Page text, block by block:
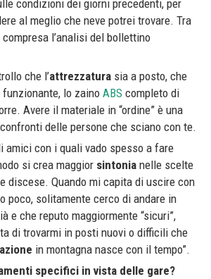
condizioni dei giorni precedenti, per
al meglio che neve potrei trovare. Tra
l’analisi del bollettino
che l’attrezzatura sia a posto, che
funzionante, lo zaino ABS completo di
Avere il materiale in “ordine” è una
delle persone che sciano con te.
amici con i quali vado spesso a fare
si crea maggior sintonia nelle scelte
discese. Quando mi capita di uscire con
poco, solitamente cerco di andare in
e che reputo maggiormente “sicuri”,
di trovarmi in posti nuovi o difficili che
in montagna nasce con il tempo”.
specifici in vista delle gare?